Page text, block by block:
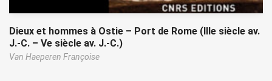
Dieux et hommes à Ostie – Port de Rome (IIIe siècle av.
J.-C. – Ve siècle av. J.-C.)
Van Haeperen Françoise